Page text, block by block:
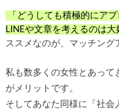
「どうしても積極的にア
LINEや文章を考えるのは大
ススメなのが、マッチング
私も数多くの女性とあって
がメリットです。
そしてあなた同様に「社会